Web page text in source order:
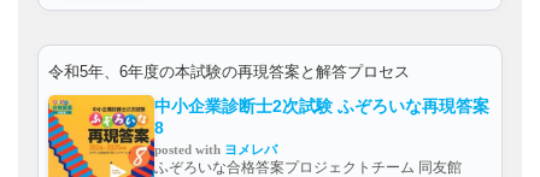
令和5年、6年度の本試験の再現答案と解答プロセス
中小企業診断士2次試験 ふぞろいな再現答案
8
posted with ヨメレバ
ふぞろいな合格答案プロジェクトチーム 同友館